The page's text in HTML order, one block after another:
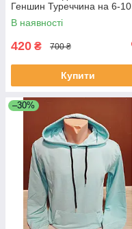
Геншин Туреччина на 6-10
років
В наявності
420 ₴ 700 ₴
Купити
–30%